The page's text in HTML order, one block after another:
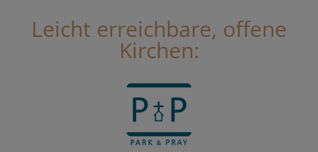
Leicht erreichbare, offene
Kirchen: